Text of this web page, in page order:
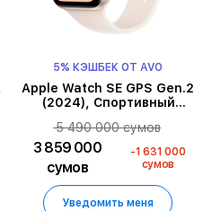
5% КЭШБЕК ОТ AVO
Apple Watch SE GPS Gen.2
(2024), Спортивный
44мм, Starlight
5 490 000 сумов
3 859 000
сумов
-1 631 000
сумов
Уведомить меня